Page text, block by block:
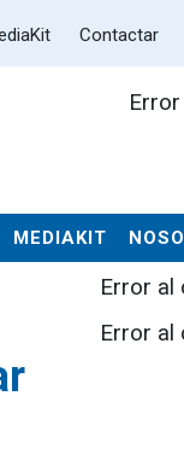
Contactar
MEDIAKIT
Error al
Error al